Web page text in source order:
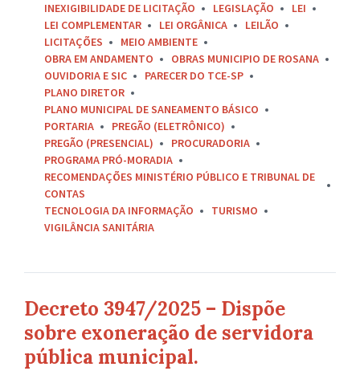
INEXIGIBILIDADE DE LICITAÇÃO
LEGISLAÇÃO
LEI
LEI COMPLEMENTAR
LEI ORGÂNICA
LEILÃO
LICITAÇÕES
MEIO AMBIENTE
OBRA EM ANDAMENTO
OBRAS MUNICIPIO DE ROSANA
OUVIDORIA E SIC
PARECER DO TCE-SP
PLANO DIRETOR
PLANO MUNICIPAL DE SANEAMENTO BÁSICO
PORTARIA
PREGÃO (ELETRÔNICO)
PREGÃO (PRESENCIAL)
PROCURADORIA
PROGRAMA PRÓ-MORADIA
RECOMENDAÇÕES MINISTÉRIO PÚBLICO E TRIBUNAL DE
CONTAS
TECNOLOGIA DA INFORMAÇÃO
TURISMO
VIGILÂNCIA SANITÁRIA
Decreto 3947/2025 – Dispõe
sobre exoneração de servidora
pública municipal.